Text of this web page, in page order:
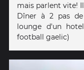
mais parlent vite!
Dîner à 2 pas
lounge d'un
football gaelic)